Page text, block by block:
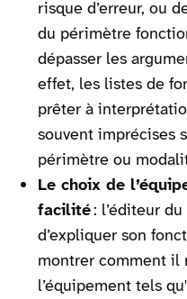
risque d’erreur, ou
du périmètre
dépasser les
effet, les listes de
prêter à
souvent imprécises
périmètre ou
Le choix de
facilité: l’éditeur
d’expliquer son
montrer comment il
l’équipement tels